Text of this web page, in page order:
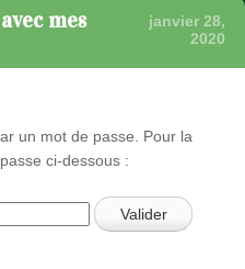
mes
janvier 28,
2020
un mot de passe. Pour la
ci-dessous :